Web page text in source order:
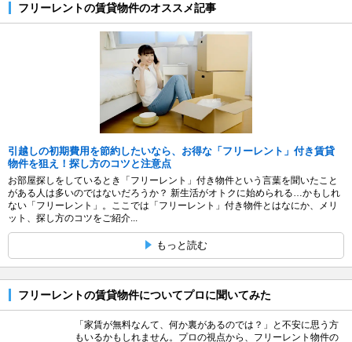
フリーレントの賃貸物件のオススメ記事
引越しの初期費用を節約したいなら、お得な「フリーレント」付き賃貸
物件を狙え！探し方のコツと注意点
お部屋探しをしているとき「フリーレント」付き物件という言葉を聞いたこと
がある人は多いのではないだろうか？ 新生活がオトクに始められる…かもしれ
ない「フリーレント」。ここでは「フリーレント」付き物件とはなにか、メリ
ット、探し方のコツをご紹介...
もっと読む
フリーレントの賃貸物件についてプロに聞いてみた
「家賃が無料なんて、何か裏があるのでは？」と不安に思う方
もいるかもしれません。プロの視点から、フリーレント物件の